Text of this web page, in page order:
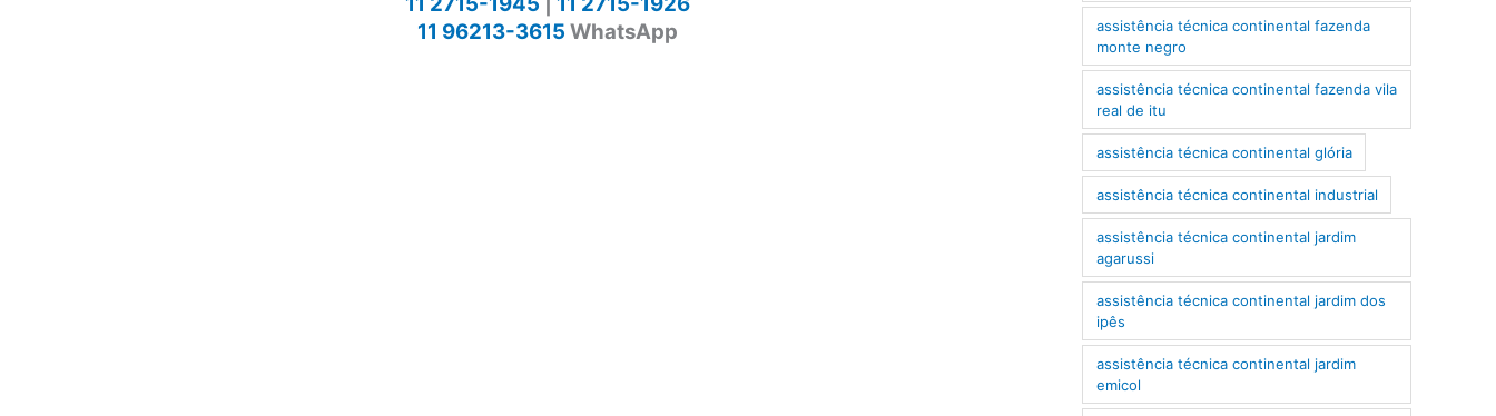
11 96213-3615 WhatsApp
assistência técnica continental fazenda
monte negro
assistência técnica continental fazenda vila
real de itu
assistência técnica continental glória
assistência técnica continental industrial
assistência técnica continental jardim
agarussi
assistência técnica continental jardim dos
ipês
assistência técnica continental jardim
emicol